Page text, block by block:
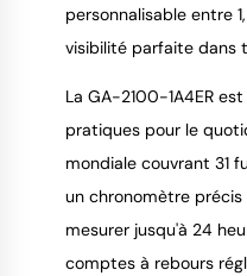
personnalisable entre
visibilité parfaite dans
La GA-2100-1A4ER
pratiques pour le
mondiale couvrant 31
un chronomètre
mesurer jusqu'à 24
comptes à rebours